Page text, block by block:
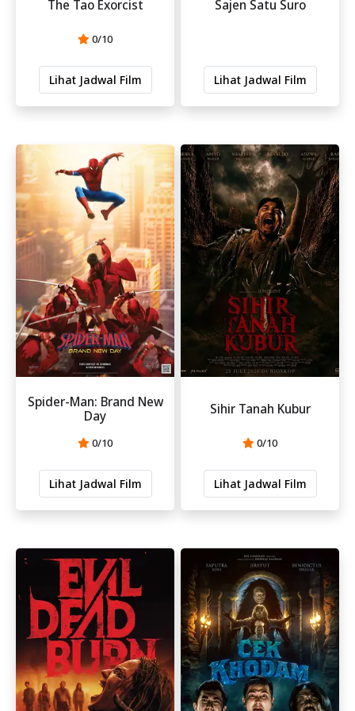
The Tao Exorcist
0/10
Lihat Jadwal Film
Sajen Satu Suro
Lihat Jadwal Film
Spider-Man: Brand New
Day
0/10
Lihat Jadwal Film
Sihir Tanah Kubur
0/10
Lihat Jadwal Film